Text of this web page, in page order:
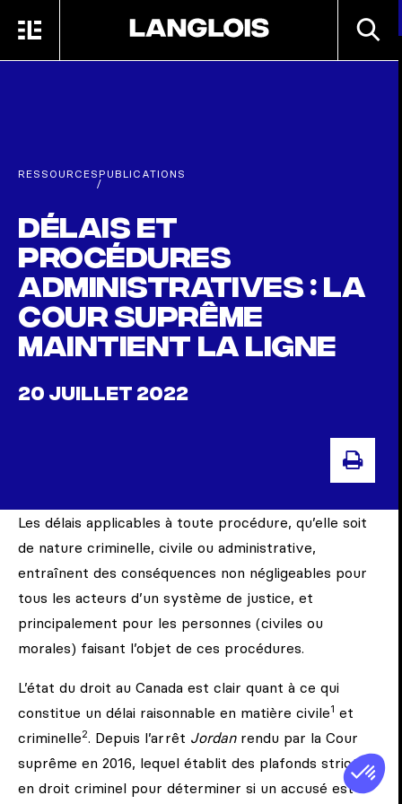
MENU
RESSOURCES
/
PUBLICATIONS
Délais et
procédures
administratives : la
Cour suprême
maintient la ligne
20 JUILLET 2022
Les délais applicables à toute procédure, qu’elle soit
de nature criminelle, civile ou administrative,
entraînent des conséquences non négligeables pour
tous les acteurs d’un système de justice, et
principalement pour les personnes (civiles ou
morales) faisant l’objet de ces procédures.
L’état du droit au Canada est clair quant à ce qui
constitue un délai raisonnable en matière civile1 et
criminelle2. Depuis l’arrêt Jordanrendu par la Cour
suprême en 2016, lequel établit des plafonds stricts
en droit criminel pour déterminer si un accusé est